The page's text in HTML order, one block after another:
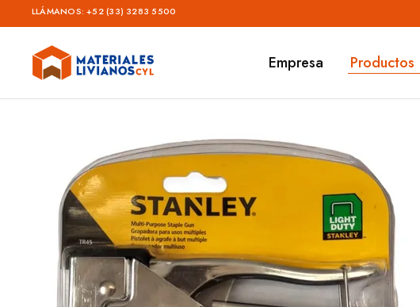
LLÁMANOS: +52 (33) 3283 5500
Materiales
Livianos
CYL
Empresa Productos